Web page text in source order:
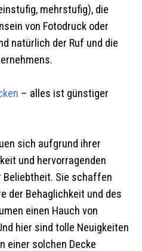
mehrstufig), die
von Fotodruck oder
natürlich der Ruf und die
– alles ist günstiger
sich aufgrund ihrer
und hervorragenden
Beliebtheit. Sie schaffen
der Behaglichkeit und des
einen Hauch von
hier sind tolle Neuigkeiten
einer solchen Decke